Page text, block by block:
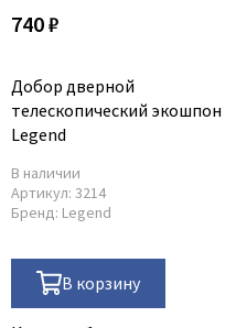
740 ₽
Добор дверной
телескопический экошпон
Legend
В наличии
Артикул: 3214
Бренд: Legend
В корзину